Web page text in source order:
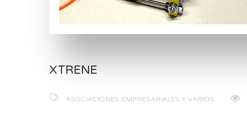
XTRENE
ASOCIACIONES EMPRESARIALES Y VARIOS